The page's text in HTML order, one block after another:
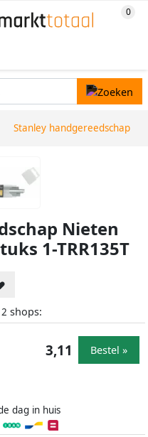
Stanley handgereedschap
Nieten
1-TRR135T
2 shops:
dag in huis
3,11 Bestel »